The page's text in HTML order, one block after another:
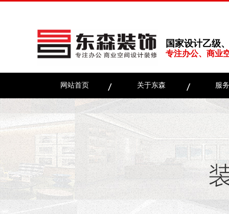
国家设计乙级
专注办公、商业
网站首页 关于东森 服